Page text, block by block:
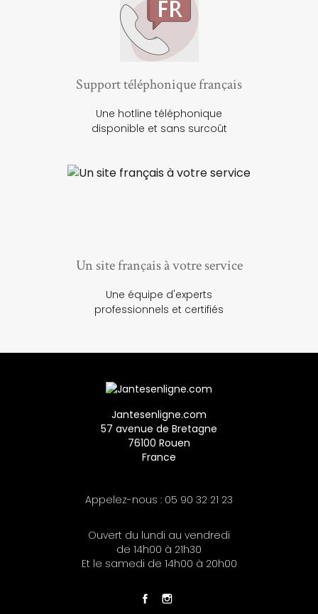
Support téléphonique français
Une hotline téléphonique
disponible et sans surcoût
Un site français à votre service
Une équipe d'experts
professionnels et certifiés
Jantesenligne.com
57 avenue de Bretagne
76100 Rouen
France
Appelez-nous : 05 90 32 21 23
Ouvert du lundi au vendredi
de 14h00 à 21h30
Et le samedi de 14h00 à 20h00